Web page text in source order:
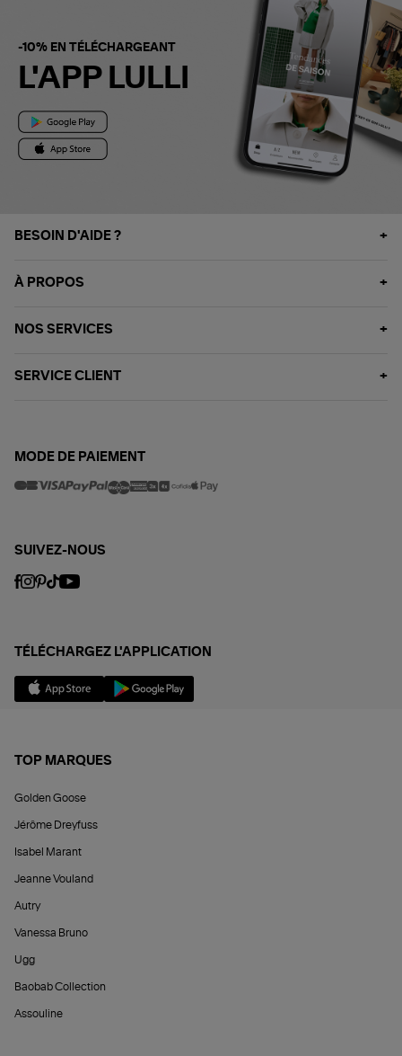
-10% EN TÉLÉCHARGEANT
L'APP LULLI
BESOIN D'AIDE ?
À PROPOS
NOS SERVICES
SERVICE CLIENT
MODE DE PAIEMENT
SUIVEZ-NOUS
TÉLÉCHARGEZ L'APPLICATION
TOP MARQUES
Golden Goose
Jérôme Dreyfuss
Isabel Marant
Jeanne Vouland
Autry
Vanessa Bruno
Ugg
Baobab Collection
Assouline